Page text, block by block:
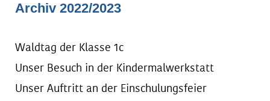
Archiv 2022/2023
Waldtag der Klasse 1c
Unser Besuch in der Kindermalwerkstatt
Unser Auftritt an der Einschulungsfeier